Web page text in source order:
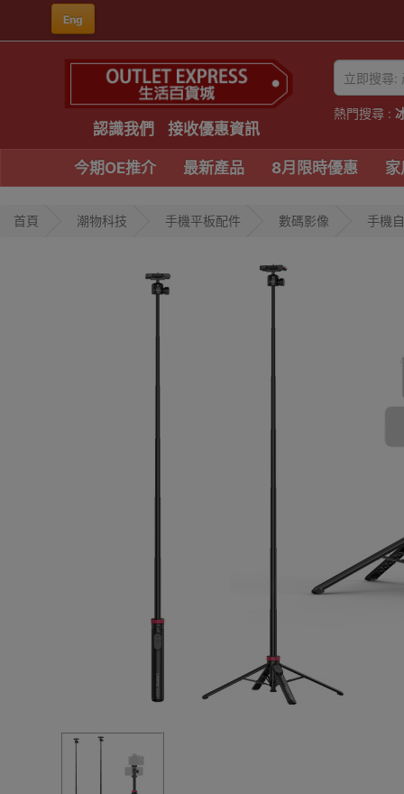
Eng
認識我們 接收優惠資訊
熱門搜尋 :
今期OE推介 最新產品 8月限時優惠
首頁 潮物科技 手機平板配件 數碼影像 手機